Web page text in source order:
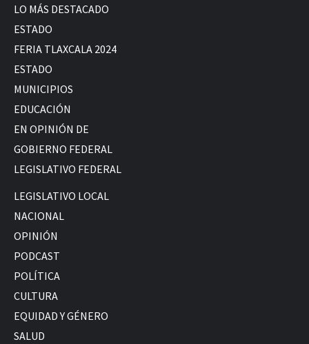
LO MÁS DESTACADO
ESTADO
FERIA TLAXCALA 2024
ESTADO
MUNICIPIOS
EDUCACIÓN
EN OPINIÓN DE
GOBIERNO FEDERAL
LEGISLATIVO FEDERAL
LEGISLATIVO LOCAL
NACIONAL
OPINIÓN
PODCAST
POLÍTICA
CULTURA
EQUIDAD Y GÉNERO
SALUD